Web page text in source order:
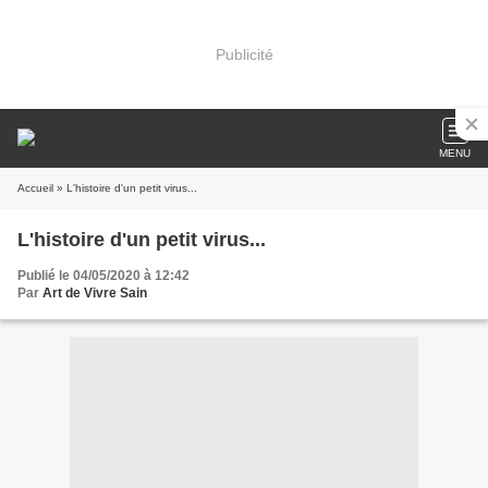
Publicité
MENU
Accueil » L'histoire d'un petit virus...
L'histoire d'un petit virus...
Publié le 04/05/2020 à 12:42
Par Art de Vivre Sain